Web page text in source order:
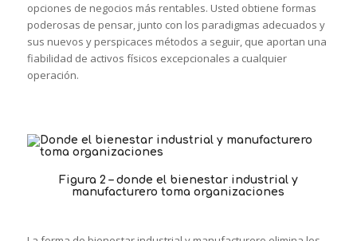
opciones de negocios más rentables. Usted obtiene formas
poderosas de pensar, junto con los paradigmas adecuados y
sus nuevos y perspicaces métodos a seguir, que aportan una
fiabilidad de activos físicos excepcionales a cualquier
operación.
Figura 2 – donde el bienestar industrial y
manufacturero toma organizaciones